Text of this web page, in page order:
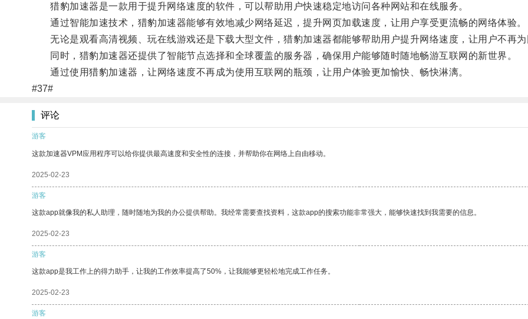
猎豹加速器是一款用于提升网络速度的软件，可以帮助用户快速稳定地访问各种网站和在线服务。
通过智能加速技术，猎豹加速器能够有效地减少网络延迟，提升网页加载速度，让用户享受更流畅的网络体验。
无论是观看高清视频、玩在线游戏还是下载大型文件，猎豹加速器都能够帮助用户提升网络速度，让用户不再为
同时，猎豹加速器还提供了智能节点选择和全球覆盖的服务器，确保用户能够随时随地畅游互联网的新世界。
通过使用猎豹加速器，让网络速度不再成为使用互联网的瓶颈，让用户体验更加愉快、畅快淋漓。
#37#
评论
游客
这款加速器VPM应用程序可以给你提供最高速度和安全性的连接，并帮助你在网络上自由移动。
2025-02-23
游客
这款app就像我的私人助理，随时随地为我的办公提供帮助。我经常需要查找资料，这款app的搜索功能非常强大，能够快速找到我需要的信息。
2025-02-23
游客
这款app是我工作上的得力助手，让我的工作效率提高了50%，让我能够更轻松地完成工作任务。
2025-02-23
游客